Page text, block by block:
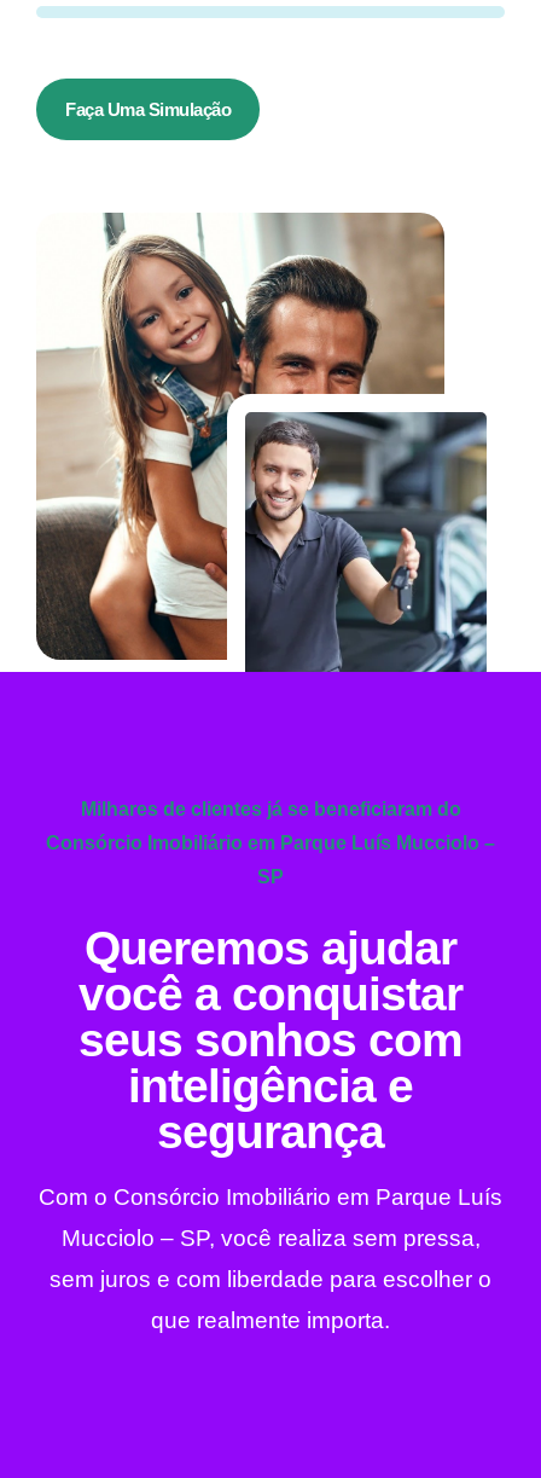
Faça Uma Simulação
Milhares de clientes já se beneficiaram do
Consórcio Imobiliário em Parque Luís Mucciolo –
SP
Queremos ajudar
você a conquistar
seus sonhos com
inteligência e
segurança
Com o Consórcio Imobiliário em Parque Luís
Mucciolo – SP, você realiza sem pressa,
sem juros e com liberdade para escolher o
que realmente importa.